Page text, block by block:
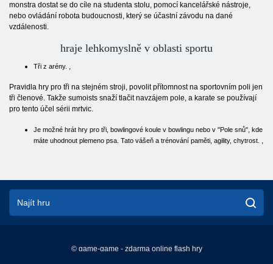
monstra dostat se do cíle na studenta stolu, pomocí kancelářské nástroje,
nebo ovládání robota budoucnosti, který se účastní závodu na dané
vzdálenosti.
hraje lehkomyslně v oblasti sportu
Tři z arény. ,
Pravidla hry pro tři na stejném stroji, povolit přítomnost na sportovním poli jen
tři členové. Takže sumoists snaží tlačit navzájem pole, a karate se používají
pro tento účel sérii mrtvic.
Je možné hrát hry pro tři, bowlingové koule v bowlingu nebo v "Pole snů", kde
máte uhodnout plemeno psa. Tato vášeň a trénování paměti, agility, chytrost. ,
© game-game - zdarma online flash hry